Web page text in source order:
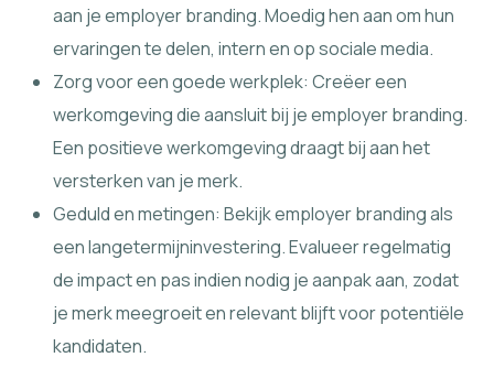
aan je employer branding. Moedig hen aan om hun
ervaringen te delen, intern en op sociale media.
Zorg voor een goede werkplek: Creëer een
werkomgeving die aansluit bij je employer branding.
Een positieve werkomgeving draagt bij aan het
versterken van je merk.
Geduld en metingen: Bekijk employer branding als
een langetermijninvestering. Evalueer regelmatig
de impact en pas indien nodig je aanpak aan, zodat
je merk meegroeit en relevant blijft voor potentiële
kandidaten.